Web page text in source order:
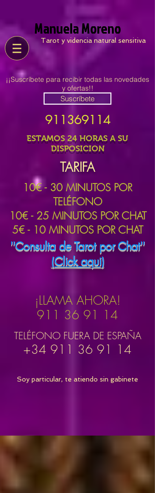
Manuela Moreno
Tarot y videncia natural sensitiva
¡¡Suscríbete para recibir todas las novedades
y ofertas!!
Suscríbete
911369114
ESTAMOS 24 HORAS A SU
DISPOSICION
TARIFA
10€ - 30 MINUTOS POR
TELÉFONO
10€ - 25 MINUTOS POR CHAT
5€ - 10 MINUTOS POR CHAT
''Consulta de Tarot por Chat''
(Click aqui)
¡LLAMA AHORA!
911 36 91 14
TELÉFONO FUERA DE ESPAÑA
+34 911 36 91 14
Soy particular, te atiendo sin gabinete